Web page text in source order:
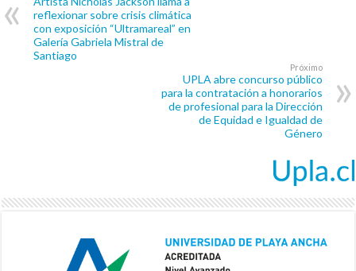
reflexionar sobre crisis climática
con exposición “Ultramareal” en
Galería Gabriela Mistral de
Santiago
Próximo
UPLA abre concurso público
para la contratación a honorarios
de profesional para la Dirección
de Equidad e Igualdad de
Género